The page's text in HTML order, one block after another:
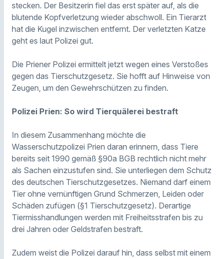
stecken. Der Besitzerin fiel das erst später auf, als die
blutende Kopfverletzung wieder abschwoll. Ein Tierarzt
hat die Kugel inzwischen entfernt. Der verletzten Katze
geht es laut Polizei gut.
Die Priener Polizei ermittelt jetzt wegen eines Verstoßes
gegen das Tierschutzgesetz. Sie hofft auf Hinweise von
Zeugen, um den Gewehrschützen zu finden.
Polizei Prien: So wird Tierquälerei bestraft
In diesem Zusammenhang möchte die
Wasserschutzpolizei Prien daran erinnern, dass Tiere
bereits seit 1990 gemäß §90a BGB rechtlich nicht mehr
als Sachen einzustufen sind. Sie unterliegen dem Schutz
des deutschen Tierschutzgesetzes. Niemand darf einem
Tier ohne vernünftigen Grund Schmerzen, Leiden oder
Schäden zufügen (§1 Tierschutzgesetz). Derartige
Tiermisshandlungen werden mit Freiheitsstrafen bis zu
drei Jahren oder Geldstrafen bestraft.
Zudem weist die Polizei darauf hin, dass selbst mit einem